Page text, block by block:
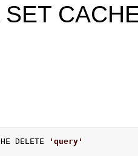
SET
DELETE
'query'